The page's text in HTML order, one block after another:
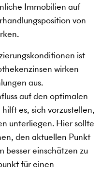
Immobilien auf
von
ist
wirken
aus.
auf den optimalen
es, sich vorzustellen,
unterliegen. Hier sollte
den aktuellen Punkt
besser einschätzen zu
für einen